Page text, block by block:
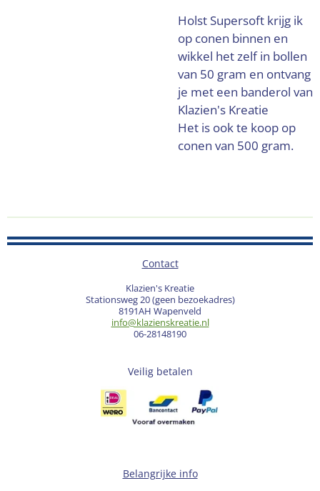
Holst Supersoft krijg ik
op conen binnen en
wikkel het zelf in bollen
van 50 gram en ontvang
je met een banderol van
Klazien's Kreatie
Het is ook te koop op
conen van 500 gram.
Contact
Klazien's Kreatie
Stationsweg 20 (geen bezoekadres)
8191AH Wapenveld
info@klazienskreatie.nl
06-28148190
Veilig betalen
Belangrijke info